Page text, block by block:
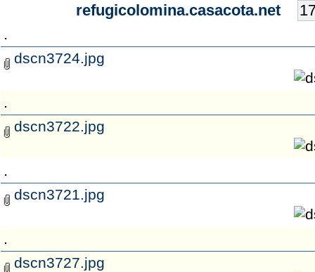
refugicolomina.casacota.net
.
dscn3724.jpg
.
dscn3722.jpg
.
dscn3721.jpg
.
dscn3727.jpg